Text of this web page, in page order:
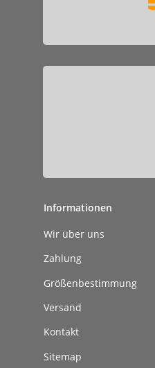
Informationen
Wir über uns
Zahlung
Größenbestimmung
Versand
Kontakt
Sitemap